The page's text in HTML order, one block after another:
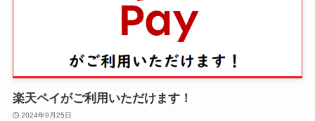
楽天ペイがご利用いただけます！
2024年9月25日